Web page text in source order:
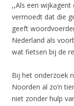
,,Als een
vermoedt dat die
geeft
Nederland als
wat fietsen bij de
Bij het onderzoek
Noorden al zo’n
niet zonder hulp